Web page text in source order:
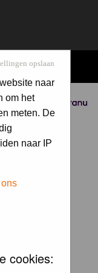
by
opslaan
naar
om het
meten. De
naar IP
cookies:
and